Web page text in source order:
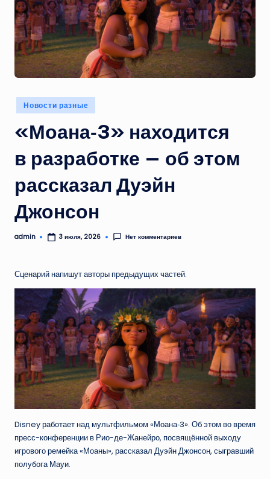
Опубликовано
в
Новости разные
«Моана‑3» находится
в разработке — об этом
рассказал Дуэйн
Джонсон
Запись
admin 3 июля, 2026 Нет комментариев
Сценарий напишут авторы предыдущих частей.
Disney работает над мультфильмом «Моана‑3». Об этом во время
пресс-конференции в Рио-де-Жанейро, посвящённой выходу
игрового ремейка «Моаны», рассказал Дуэйн Джонсон, сыгравший
полубога Мауи.